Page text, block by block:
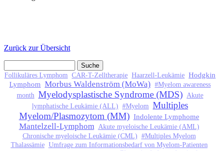
Zurück zur Übersicht
Suchformular
Follikuläres Lymphom CAR-T-Zelltherapie Haarzell-Leukämie Hodgkin
Lymphom Morbus Waldenström (MoWa) #Myelom awareness
month Myelodysplastische Syndrome (MDS) Akute
lymphatische Leukämie (ALL) #Myelom Multiples
Myelom/Plasmozytom (MM) Indolente Lymphome
Mantelzell-Lymphom Akute myeloische Leukämie (AML)
Chronische myeloische Leukämie (CML) #Multiples Myelom
Thalassämie Umfrage zum Informationsbedarf von Myelom-Patienten